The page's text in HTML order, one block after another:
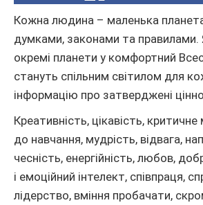
Кожна людина – маленька планета
думками, законами та правилами.
окремі планети у комфортний
стануть спільним світилом для
інформацію про затверджені
Креативність, цікавість,
до навчання, мудрість, відвага,
чесність, енергійність, любов,
і емоційний інтелект, співпраця,
лідерство, вміння пробачати,